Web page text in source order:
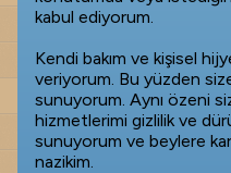
kabul ediyorum.
Kendi bakım ve kişisel
veriyorum. Bu yüzden
sunuyorum. Aynı özeni
hizmetlerimi gizlilik ve
sunuyorum ve beylere
nazikim.